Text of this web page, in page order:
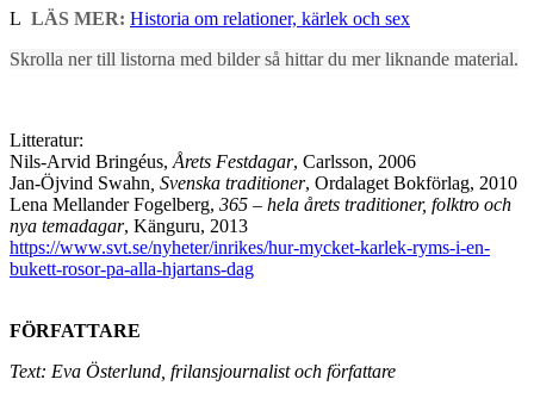
L LÄS MER: Historia om relationer, kärlek och sex
Skrolla ner till listorna med bilder så hittar du mer liknande material.
Litteratur:
Nils-Arvid Bringéus, Årets Festdagar, Carlsson, 2006
Jan-Öjvind Swahn , Svenska traditioner, Ordalaget Bokförlag, 2010
Lena Mellander Fogelberg, 365 – hela årets traditioner, folktro och
nya temadagar, Känguru, 2013
https://www.svt.se/nyheter/inrikes/hur-mycket-karlek-ryms-i-en-
bukett-rosor-pa-alla-hjartans-dag
FÖRFATTARE
Text: Eva Österlund, frilansjournalist och författare